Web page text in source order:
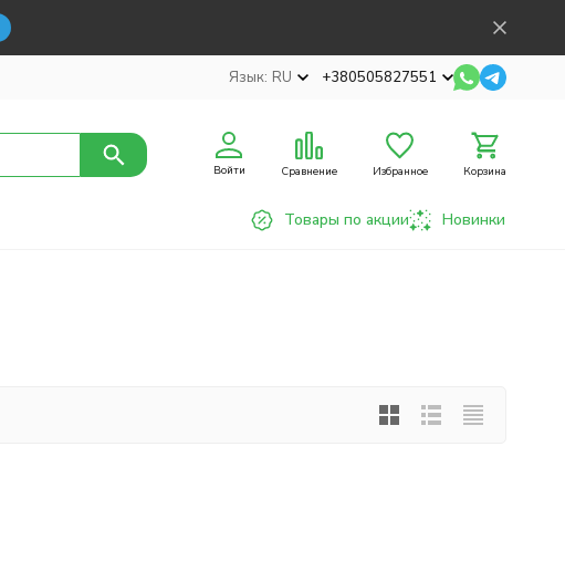
Язык: RU +380505827551
Войти Сравнение Избранное Корзина
Товары по акции Новинки